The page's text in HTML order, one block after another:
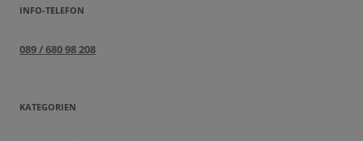
INFO-TELEFON
089 / 680 98 208
KATEGORIEN